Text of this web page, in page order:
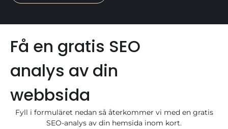
Fyll i formuläret nedan så återkommer vi med en gratis
SEO-analys av din hemsida inom kort.
Få en gratis SEO
analys av din
webbsida